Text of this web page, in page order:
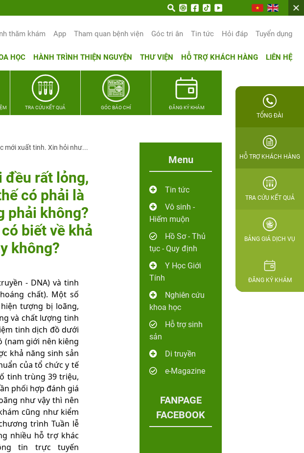
thăm khám App Tham quan bệnh viện Góc tri ân Tin tức Hỏi đáp Tuyển dụng
HỌC HÀNH TRÌNH THIỆN NGUYỆN THƯ VIỆN HỖ TRỢ KHÁCH HÀNG LIÊN HỆ
TRA CỨU KẾT QUẢ GÓC BÁO CHÍ ĐĂNG KÝ KHÁM
mới xuất tinh. Xin hỏi như...
đều rất lỏng,
có phải là
phải không?
biết về khả
không?
- DNA) và tinh
chất). Một số
tượng bị loãng,
và chất lượng tinh
tinh dịch đồ dưới
(nam giới nên kiêng
khả năng sinh sản
của tổ chức y tế
tinh trùng 39 triệu,
phối hợp đánh giá
như vậy thì nên
cũng như kiểm
trình Tuần lễ
nhiều hỗ trợ khác
tin trực tuyến
Menu
Tin tức
Vô sinh -
Hiếm muộn
Hồ Sơ - Thủ
tục - Quy định
Y Học Giới
Tính
Nghiên cứu
khoa học
Hỗ trợ sinh
sản
Di truyền
e-Magazine
FANPAGE
FACEBOOK
TỔNG ĐÀI
HỖ TRỢ KHÁCH HÀNG
TRA CỨU KẾT QUẢ
BẢNG GIÁ DỊCH VỤ
ĐĂNG KÝ KHÁM